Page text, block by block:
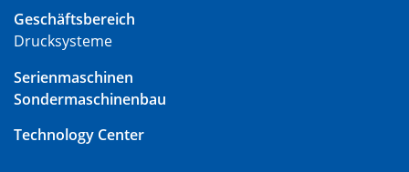
Geschäftsbereich
Drucksysteme
Serienmaschinen
Sondermaschinenbau
Technology Center